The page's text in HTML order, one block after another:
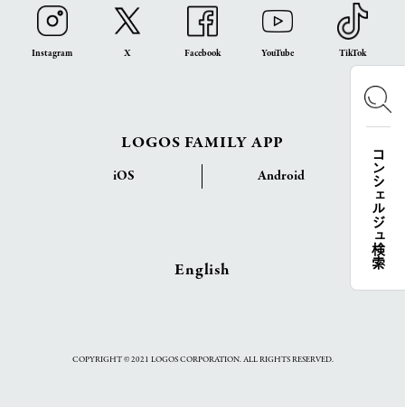
コンシェルジュ検索
Instagram X Facebook YouTube TikTok
LOGOS FAMILY APP
iOS Android
English
COPYRIGHT © 2021 LOGOS CORPORATION. ALL RIGHTS RESERVED.